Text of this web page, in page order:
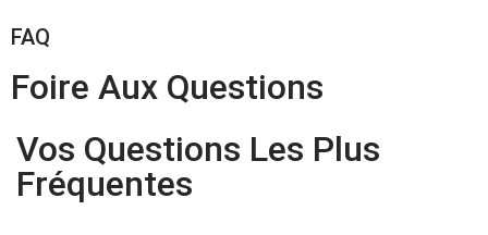
FAQ
Foire Aux Questions
Vos Questions Les Plus
Fréquentes